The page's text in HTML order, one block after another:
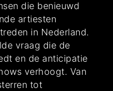
die benieuwd
artiesten
in Nederland.
vraag die de
en de anticipatie
verhoogt. Van
tot